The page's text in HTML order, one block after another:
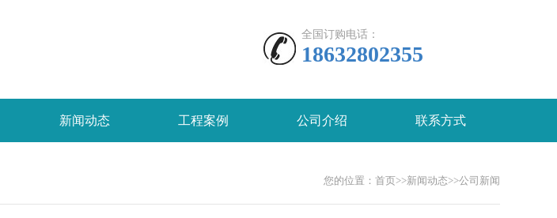
全国订购电话：
18632802355
新闻动态 工程案例 公司介绍 联系方式
您的位置： 首页>>新闻动态>>公司新闻